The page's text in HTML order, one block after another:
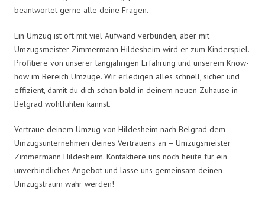
beantwortet gerne alle deine Fragen.
Ein Umzug ist oft mit viel Aufwand verbunden, aber mit
Umzugsmeister Zimmermann Hildesheim wird er zum Kinderspiel.
Profitiere von unserer langjährigen Erfahrung und unserem Know-
how im Bereich Umzüge. Wir erledigen alles schnell, sicher und
effizient, damit du dich schon bald in deinem neuen Zuhause in
Belgrad wohlfühlen kannst.
Vertraue deinem Umzug von Hildesheim nach Belgrad dem
Umzugsunternehmen deines Vertrauens an – Umzugsmeister
Zimmermann Hildesheim. Kontaktiere uns noch heute für ein
unverbindliches Angebot und lasse uns gemeinsam deinen
Umzugstraum wahr werden!